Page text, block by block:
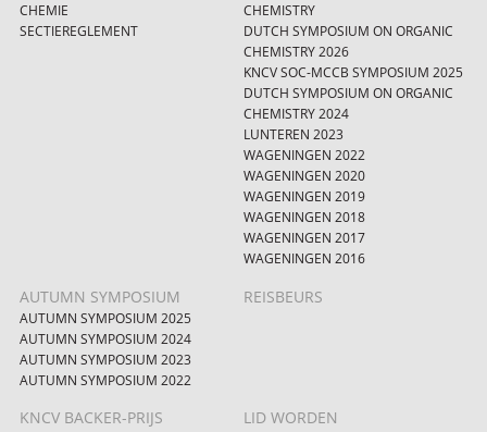
CHEMIE
SECTIEREGLEMENT
CHEMISTRY
DUTCH SYMPOSIUM ON ORGANIC
CHEMISTRY 2026
KNCV SOC-MCCB SYMPOSIUM 2025
DUTCH SYMPOSIUM ON ORGANIC
CHEMISTRY 2024
LUNTEREN 2023
WAGENINGEN 2022
WAGENINGEN 2020
WAGENINGEN 2019
WAGENINGEN 2018
WAGENINGEN 2017
WAGENINGEN 2016
AUTUMN SYMPOSIUM
AUTUMN SYMPOSIUM 2025
AUTUMN SYMPOSIUM 2024
AUTUMN SYMPOSIUM 2023
AUTUMN SYMPOSIUM 2022
REISBEURS
KNCV BACKER-PRIJS LID WORDEN